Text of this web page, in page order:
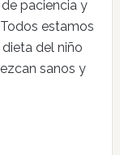
paciencia y
estamos
del niño
sanos y